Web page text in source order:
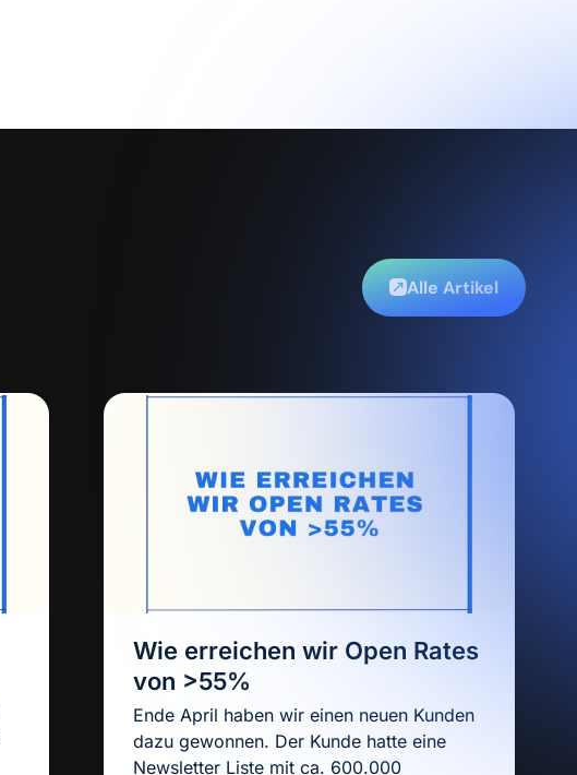
Alle Artikel
Wie erreichen wir Open Rates
von >55%
Ende April haben wir einen neuen Kunden
dazu gewonnen. Der Kunde hatte eine
Newsletter Liste mit ca. 600.000